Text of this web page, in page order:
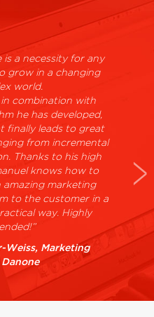
is a necessity for any
grow in a changing
world.
in combination with
he has developed,
finally leads to great
from incremental
Thanks to his high
knows how to
marketing
to the customer in a
way. Highly
Weiss, Marketing